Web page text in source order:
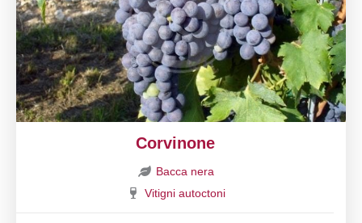
Corvinone
Bacca nera
Vitigni autoctoni